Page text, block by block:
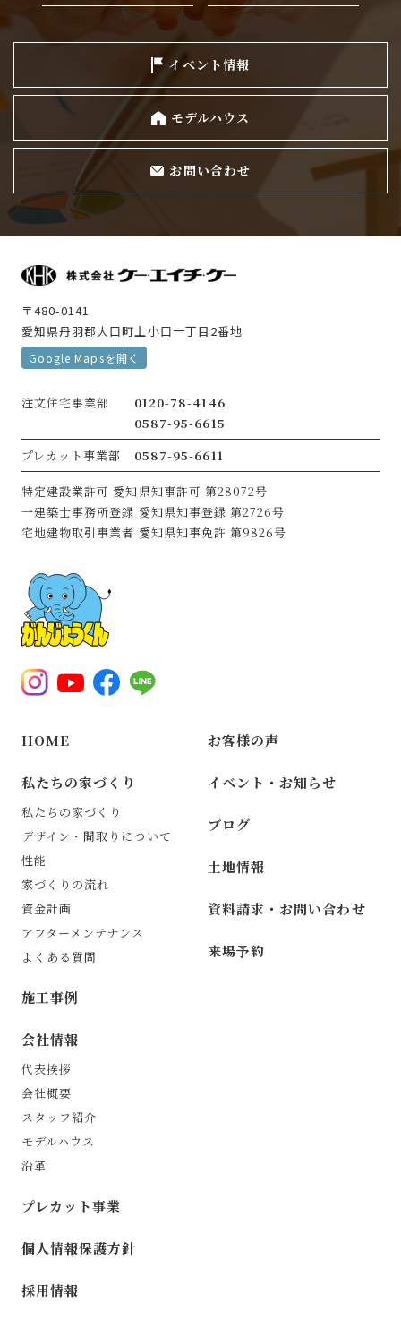
イベント情報
モデルハウス
お問い合わせ
〒480-0141
愛知県丹羽郡大口町上小口一丁目2番地
Google Mapsを開く
注文住宅事業部
0120-78-4146
0587-95-6615
プレカット事業部
0587-95-6611
特定建設業許可 愛知県知事許可 第28072号
一建築士事務所登録 愛知県知事登録 第2726号
宅地建物取引事業者 愛知県知事免許 第9826号
HOME
私たちの家づくり
私たちの家づくり
デザイン・間取りについて
性能
家づくりの流れ
資金計画
アフターメンテナンス
よくある質問
施工事例
お客様の声
イベント・お知らせ
ブログ
土地情報
資料請求・お問い合わせ
来場予約
会社情報
代表挨拶
会社概要
スタッフ紹介
モデルハウス
沿革
プレカット事業
個人情報保護方針
採用情報